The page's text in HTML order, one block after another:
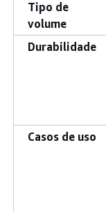
Tipo de
volume
Durabilidade
Casos de uso